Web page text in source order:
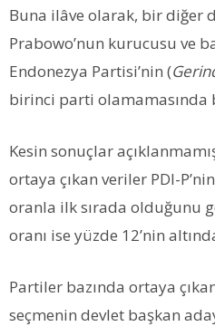
Buna ilâve olarak, bir diğer
Prabowo’nun kurucusu ve
Endonezya Partisi’nin (
birinci parti
Kesin sonuçlar
ortaya çıkan veriler PDI-
oranla ilk sırada olduğunu
oranı ise yüzde 12’nin
Partiler bazında ortaya
seçmenin devlet başkan